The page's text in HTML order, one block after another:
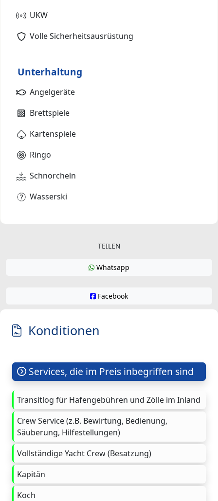
UKW
Volle Sicherheitsausrüstung
Unterhaltung
Angelgeräte
Brettspiele
Kartenspiele
Ringo
Schnorcheln
Wasserski
TEILEN
Whatsapp
Facebook
Konditionen
Services, die im Preis inbegriffen sind
Transitlog für Hafengebühren und Zölle im Inland
Crew Service (z.B. Bewirtung, Bedienung,
Säuberung, Hilfestellungen)
Vollständige Yacht Crew (Besatzung)
Kapitän
Koch